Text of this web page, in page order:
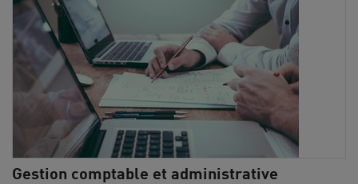
Gestion comptable et administrative